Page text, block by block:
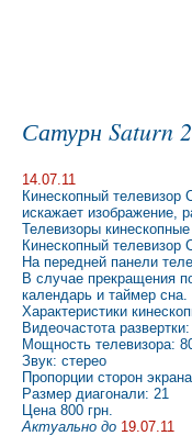
Сатурн Saturn
14.07.11
Кинескопный
искажает изображение,
Телевизоры
Кинескопный
На передней панели
В случае прекращения
календарь и таймер
Характеристики
Видеочастота
Мощность телевизора:
Звук: стерео
Пропорции сторон
Размер диагонали: 21
Цена 800 грн.
Актуально до 19.07.11